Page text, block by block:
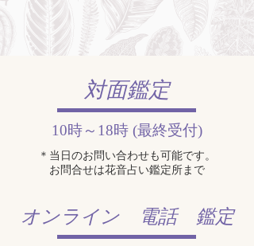
対面鑑定
10時～18時 (最終受付)
＊当日のお問い合わせも可能です。
​お問合せは花音占い鑑定所まで
オンライン 電話 鑑定